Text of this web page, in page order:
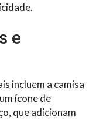
e
incluem a camisa
ícone de
que adicionam